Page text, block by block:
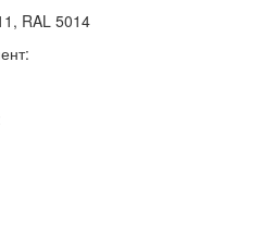
RAL 5014